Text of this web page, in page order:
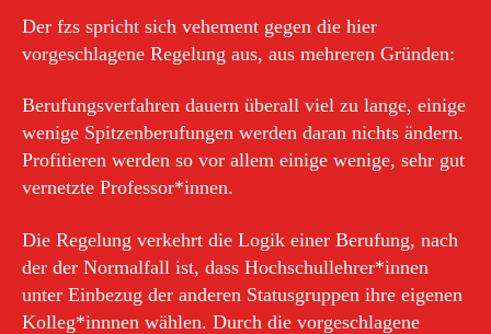
Der fzs spricht sich vehement gegen die hier
vorgeschlagene Regelung aus, aus mehreren Gründen:
Berufungsverfahren dauern überall viel zu lange, einige
wenige Spitzenberufungen werden daran nichts ändern.
Profitieren werden so vor allem einige wenige, sehr gut
vernetzte Professor*innen.
Die Regelung verkehrt die Logik einer Berufung, nach
der der Normalfall ist, dass Hochschullehrer*innen
unter Einbezug der anderen Statusgruppen ihre eigenen
Kolleg*innnen wählen. Durch die vorgeschlagene